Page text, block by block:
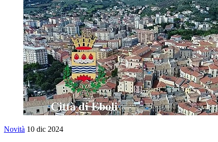
Novità 10 dic 2024